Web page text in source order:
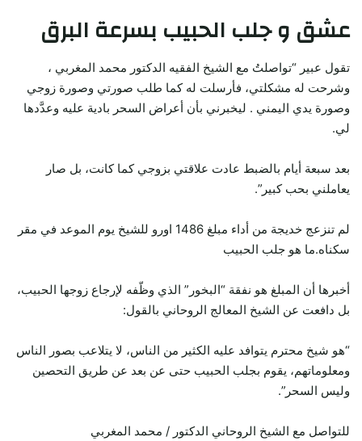
عشق و جلب الحبيب بسرعة البرق
تقول عبير “تواصلتُ مع الشيخ الفقيه الدكتور محمد المغربي ،
وشرحت له مشكلتي، فأرسلت له كما طلب صورتي وصورة زوجي
وصورة يدي اليمني . ليخبرني بأن أعراض السحر بادية عليه وعدَّدها
لي.
بعد سبعة أيام بالضبط عادت علاقتي بزوجي كما كانت، بل صار
يعاملني بحب كبير”.
لم تنزعج خديجة من أداء مبلغ 1486 اورو للشيخ يوم الموعد في مقر
سكناه.ما هو جلب الحبيب
أخبرها أن المبلغ هو نفقة “البخور” الذي وظّفه لإرجاع زوجها الحبيب،
بل دافعت عن الشيخ المعالج الروحاني بالقول:
“هو شيخ محترم يتوافد عليه الكثير من الناس، لا يتلاعب بصور الناس
ومعلوماتهم، يقوم بجلب الحبيب حتى عن بعد عن طريق التحصين
وليس السحر”.
للتواصل مع الشيخ الروحاني الدكتور / محمد المغربي